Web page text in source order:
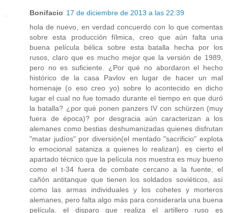
Bonifacio 17 de diciembre de 2013 a las 22:39
hola de nuevo, en verdad concuerdo con lo que comentas
sobre esta producción fílmica, creo que aún falta una
buena película bélica sobre esta batalla hecha por los
rusos, claro que es mucho mejor que la versión de 1989,
pero no es suficiente. ¿Por qué no abordaron el hecho
histórico de la casa Pavlov en lugar de hacer un mal
homenaje (o eso creo yo) sobre lo acontecido en dicho
lugar el cual no fue tomado durante el tiempo en que duró
la batalla? ¿por qué ponen panzers IV con schürzen (muy
fuera de época)? por desgracia aún caracterizan a los
alemanes como bestias deshumanizadas quienes disfrutan
"matar judíos" por diversión(el mentado "sacrificio" explota
lo emocional sataniza a quienes lo realizan). es cierto el
apartado técnico que la película nos muestra es muy bueno
como el t-34 fuera de combate cercano a la fuente, el
cañón antitanque que tienen los soldados soviéticos, así
como las armas individuales y los cohetes y morteros
alemanes, pero falta algo más para considerarla una buena
película. el disparo que realiza el artillero ruso es